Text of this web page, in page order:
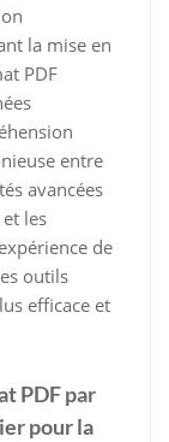
la mise en
PDF
entre
avancées
les
de
outils
efficace et
PDF par
pour la